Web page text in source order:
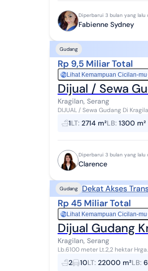
Diperbarui 3 bulan yang lalu
Fabienne Sydney
Gudang
Rp 9,5 Miliar Total
RpLihat Kemampuan Cicilan-mu
Dijual / Sewa
Kragilan, Serang
DIJUAL / Sewa Gudang Di Kragilan Ciujung:
1LT: 2714 m²LB: 1300 m²
Diperbarui 3 bulan yang lalu
Clarence
Gudang Dekat Akses
Rp 45 Miliar Total
RpLihat Kemampuan Cicilan-mu
Dijual Gudang
Kragilan, Serang
Lb.6100 meter Lt.2,2 hektar Hrga.45.miliar Surat.SHM Jual+kontrak Lokasi serang banten kragilan Akses tol 3
kilo. Hubungi Cynthia
2 10LT: 22000 m²LB: